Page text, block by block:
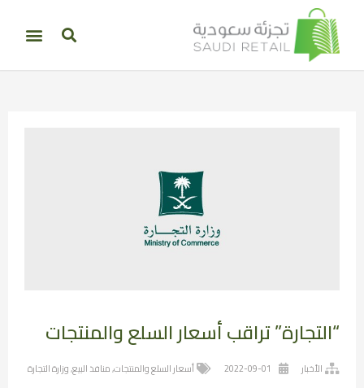
“التجارة” تراقب أسعار السلع والمنتجات
الأخبار 2022-09-01 أسعار السلع والمنتجات,منافذ البيع,وزارة التجارة